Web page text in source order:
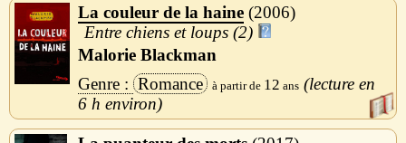
La couleur de la haine 2006
Entre chiens et loups (2)
Malorie Blackman
Romance
12
6 h